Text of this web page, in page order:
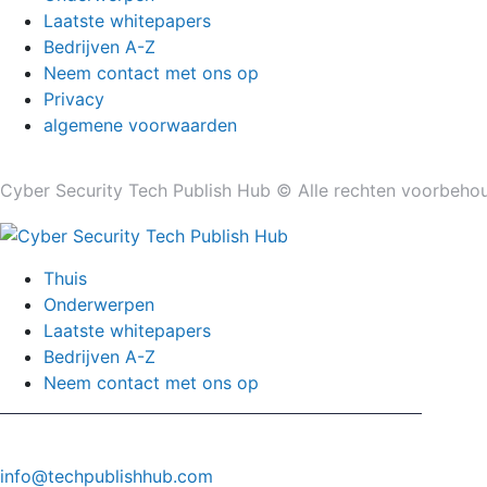
Laatste whitepapers
Bedrijven A-Z
Neem contact met ons op
Privacy
algemene voorwaarden
Cyber ​​Security Tech Publish Hub © Alle rechten
Thuis
Onderwerpen
Laatste whitepapers
Bedrijven A-Z
Neem contact met ons op
info@techpublishhub.com